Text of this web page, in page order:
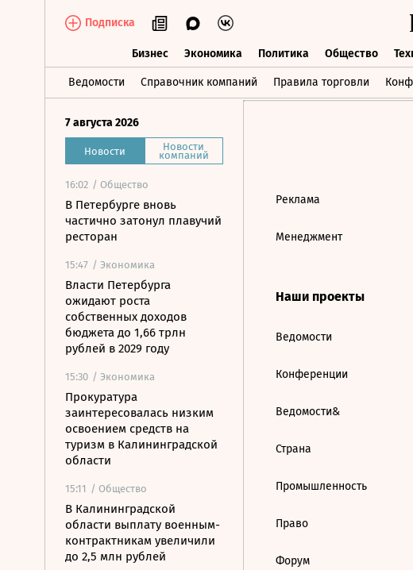
Подписка
Бизнес Экономика Политика Общество
Ведомости Справочник компаний Правила торговли
Бизнес Экономика Политика Общество
7 августа 2026
Новости Новости
компаний
16:02 / Общество
В Петербурге вновь
частично затонул плавучий
ресторан
15:47 / Экономика
Власти Петербурга
ожидают роста
собственных доходов
бюджета до 1,66 трлн
рублей в 2029 году
15:30 / Экономика
Прокуратура
заинтересовалась низким
освоением средств на
туризм в Калининградской
области
15:11 / Общество
В Калининградской
области выплату военным-
контрактникам увеличили
до 2,5 млн рублей
Реклама
Менеджмент
Наши проекты
Ведомости
Конференции
Ведомости&
Страна
Промышленность
Право
Форум